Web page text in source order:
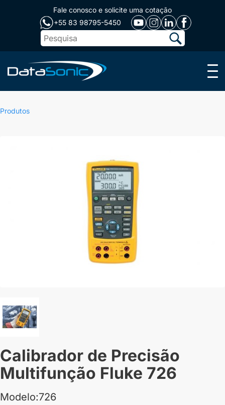
Fale conosco e solicite uma cotação
+55 83 98795-5450
Menu
Produtos
Calibrador de Precisão
Multifunção Fluke 726
Modelo:726